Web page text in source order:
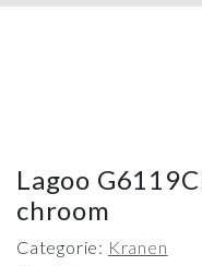
Lagoo
chroom
Categorie: Kranen